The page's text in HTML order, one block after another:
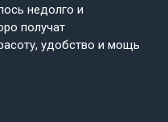
недолго и
получат
удобство и мощь